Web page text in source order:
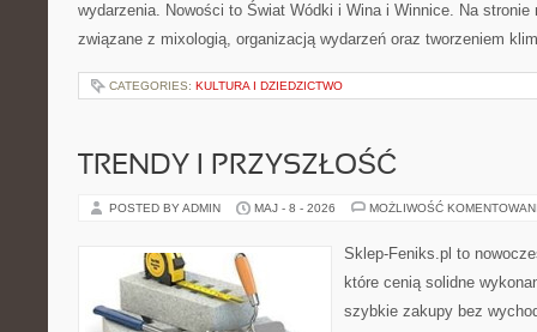
wydarzenia. Nowości to Świat Wódki i Wina i Winnice. Na
związane z mixologią, organizacją wydarzeń oraz tworzeniem
CATEGORIES: KULTURA I DZIEDZICTWO
TRENDY I PRZYSZŁOŚĆ
POSTED BY ADMIN MAJ - 8 - 2026 MOŻLIWOŚĆ
Sklep-Feniks.pl to
które cenią solidne
szybkie zakupy bez